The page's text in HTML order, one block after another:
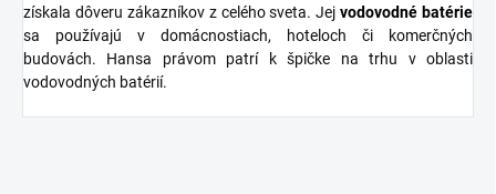
získala dôveru zákazníkov z celého sveta. Jejvodovodné batérie
sa používajú v domácnostiach, hoteloch či komerčných
budovách. Hansa právom patrí k špičke na trhu v oblasti
vodovodných batérií.